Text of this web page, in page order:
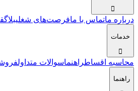
درباره ماتماس با مافرصت‌های شغلیبلاگ
خدمات
محاسبه اقساطراهنماسوالات متداول
راهنما